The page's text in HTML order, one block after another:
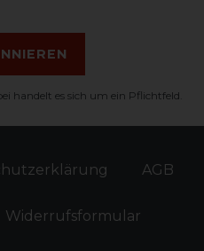
handelt es sich um ein Pflichtfeld.
AGB
Widerrufs­formular